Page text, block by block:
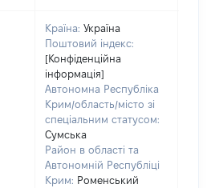
Країна: Україна
Поштовий індекс:
[Конфіденційна
інформація]
Автономна Республіка
Крим/область/місто зі
спеціальним статусом:
Сумська
Район в області та
Автономній Республіці
Крим: Роменський